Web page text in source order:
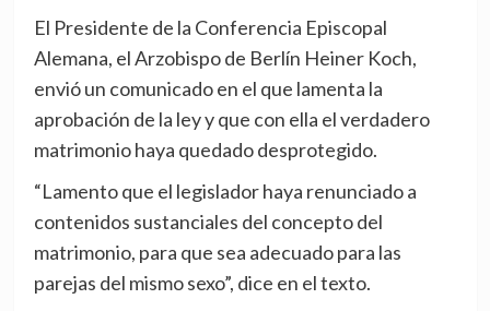
El Presidente de la Conferencia Episcopal
Alemana, el Arzobispo de Berlín Heiner Koch,
envió un comunicado en el que lamenta la
aprobación de la ley y que con ella el verdadero
matrimonio haya quedado desprotegido.
“Lamento que el legislador haya renunciado a
contenidos sustanciales del concepto del
matrimonio, para que sea adecuado para las
parejas del mismo sexo”, dice en el texto.